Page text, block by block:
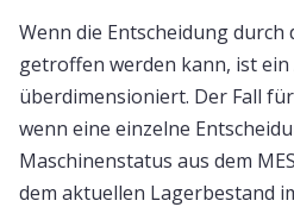
Wenn die Entscheidung durch
getroffen werden kann, ist ein
überdimensioniert. Der Fall
wenn eine einzelne
Maschinenstatus aus dem
dem aktuellen Lagerbestand